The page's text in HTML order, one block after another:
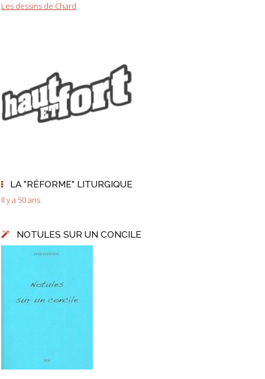
Les dessins de Chard
LA "RÉFORME" LITURGIQUE
Il y a 50 ans
NOTULES SUR UN CONCILE